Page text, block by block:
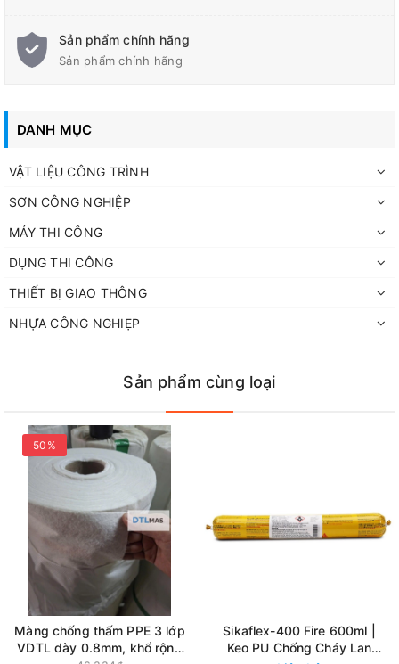
ƯU ĐIỂM
Neomax C102 Flex có nhiều ưu điểm hấp dẫn:
Thi công dễ dàng bằng chổi quét, con lăn và các thiết bị
Sản phẩm chính hãng
Sản phẩm chính hãng
DANH MỤC
VẬT LIỆU CÔNG TRÌNH
SƠN CÔNG NGHIỆP
MÁY THI CÔNG
DỤNG THI CÔNG
THIẾT BỊ GIAO THÔNG
NHỰA CÔNG NGHIẸP
Sản phẩm cùng loại
50%
Màng chống thấm PPE 3 lớp
VDTL dày 0.8mm, khổ rộng
Sikaflex-400 Fire 600ml |
Keo PU Chống Cháy Lan